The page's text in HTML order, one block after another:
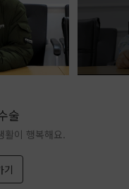
술
활이 행복해요.
기